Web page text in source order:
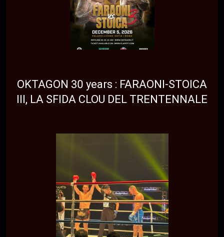
OKTAGON 30 years : FARAONI-STOICA
III, LA SFIDA CLOU DEL TRENTENNALE